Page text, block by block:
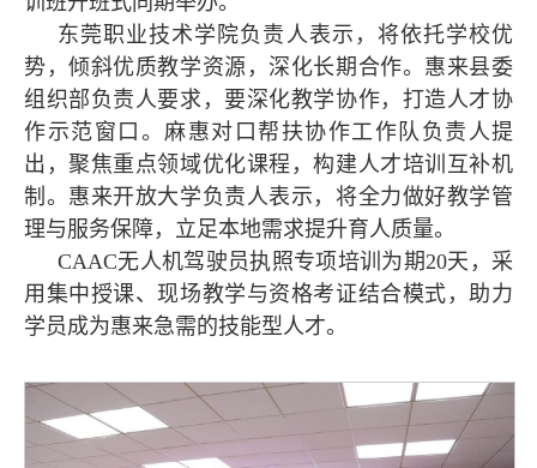
东莞职业技术学院负责人表示，将依托学校优
势，倾斜优质教学资源，深化长期合作。惠来县委
组织部负责人要求，要深化教学协作，打造人才协
作示范窗口。麻惠对口帮扶协作工作队负责人提
出，聚焦重点领域优化课程，构建人才培训互补机
制。惠来开放大学负责人表示，将全力做好教学管
理与服务保障，立足本地需求提升育人质量。
CAAC无人机驾驶员执照专项培训为期20天，采
用集中授课、现场教学与资格考证结合模式，助力
学员成为惠来急需的技能型人才。